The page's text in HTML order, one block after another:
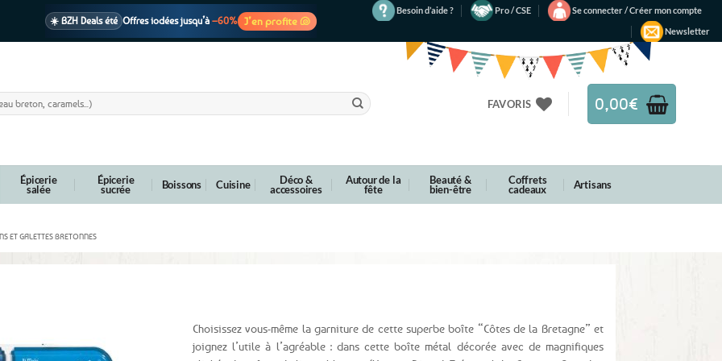
☀️ BZH Deals été Offres iodées jusqu’à –60% J’en profite 🐚
Besoin d’aide ? Pro / CSE
Se connecter / Créer mon compte
Newsletter
FAVORIS 0,00€
Épicerie
salée
Épicerie
sucrée Boissons Cuisine Déco &
accessoires
Autour de la
fête
Beauté &
bien-être
Coffrets
cadeaux Artisans
ET GALETTES BRETONNES
Choisissez vous-même la garniture de cette superbe boîte “Côtes de la Bretagne” et
joignez l’utile à l’agréable : dans cette boîte métal décorée avec de magnifiques